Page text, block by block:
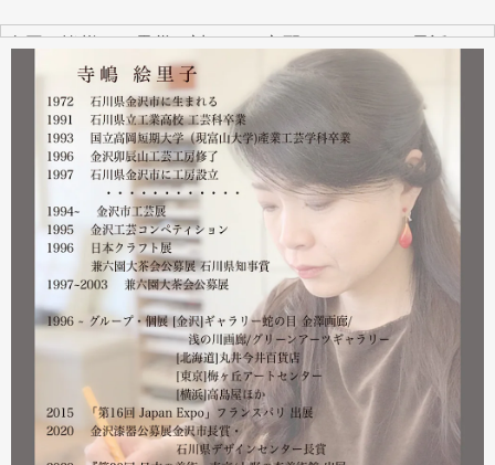
全国の皆様より震災に対するご心配のメールやお電話をた
くさんいただきました。ありがとうございます。
幸い紅里工房にはそれほどの被害もなく、ただいま通常の
営業をしております。配送につきましても金沢から発送す
る分につきましては問題ありませんのでご安心ください。
皆様には多大なご心配をおかけしており心苦しいばかりで
はありますが、今後とも紅里工房をどうぞよろしくお願い
いたします。
漆工芸・紅里工房 寺嶋絵里子
2023.02
2月21日から27日まで 仙台三越で開催中の『第22回 金
沢・能登 美味と美技展』に出展しています。会場には作
者本人がおりますのでお近くの方はぜひ遊びにいらしてく
ださい。お待ちしております。